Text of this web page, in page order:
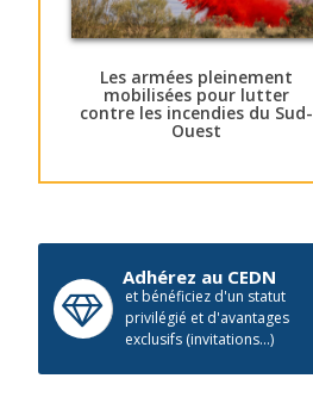
Les armées pleinement
mobilisées pour lutter
contre les incendies du Sud-
Ouest
Adhérez au CEDN
et bénéficiez d'un statut
privilégié et d'avantages
exclusifs (invitations...)